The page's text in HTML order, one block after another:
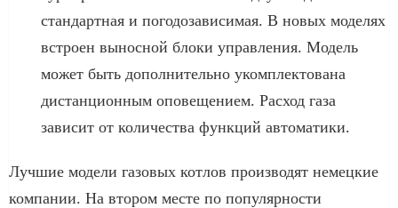
стандартная и погодозависимая. В новых моделях
встроен выносной блоки управления. Модель
может быть дополнительно укомплектована
дистанционным оповещением. Расход газа
зависит от количества функций автоматики.
Лучшие модели газовых котлов производят немецкие
компании. На втором месте по популярности